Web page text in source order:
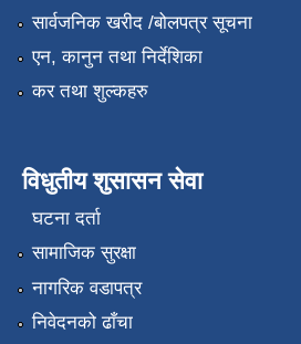
सार्वजनिक खरीद /बोलपत्र सूचना
एन, कानुन तथा निर्देशिका
कर तथा शुल्कहरु
विधुतीय शुसासन सेवा
घटना दर्ता
सामाजिक सुरक्षा
नागरिक वडापत्र
निवेदनको ढाँचा